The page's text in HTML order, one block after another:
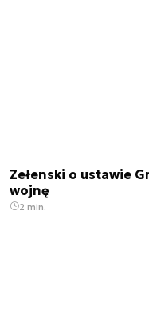
Zełenski o ustawie
wojnę
2 min.